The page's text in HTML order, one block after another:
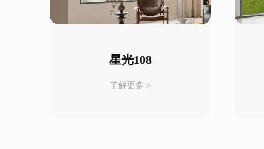
星光108
了解更多 >